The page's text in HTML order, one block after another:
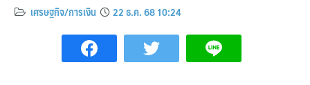
เศรษฐกิจ/การเงิน 22 ธ.ค. 68 10:24